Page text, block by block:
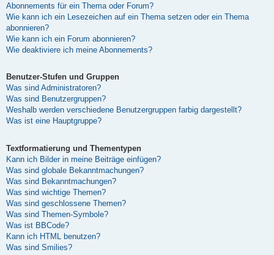
Abonnements für ein Thema oder Forum?
Wie kann ich ein Lesezeichen auf ein Thema setzen oder ein Thema
abonnieren?
Wie kann ich ein Forum abonnieren?
Wie deaktiviere ich meine Abonnements?
Benutzer-Stufen und Gruppen
Was sind Administratoren?
Was sind Benutzergruppen?
Weshalb werden verschiedene Benutzergruppen farbig dargestellt?
Was ist eine Hauptgruppe?
Textformatierung und Thementypen
Kann ich Bilder in meine Beiträge einfügen?
Was sind globale Bekanntmachungen?
Was sind Bekanntmachungen?
Was sind wichtige Themen?
Was sind geschlossene Themen?
Was sind Themen-Symbole?
Was ist BBCode?
Kann ich HTML benutzen?
Was sind Smilies?